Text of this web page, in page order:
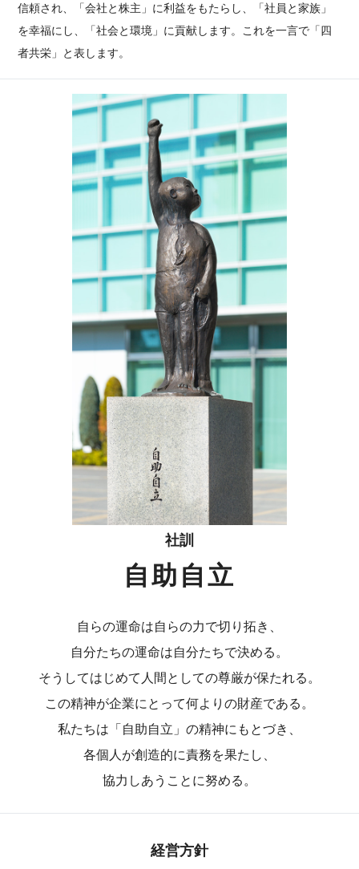
信頼され、「会社と株主」に利益をもたらし、「社員と家族」
を幸福にし、「社会と環境」に貢献します。これを一言で「四
者共栄」と表します。
社訓
自助自立
自らの運命は自らの力で切り拓き、
自分たちの運命は自分たちで決める。
そうしてはじめて人間としての尊厳が保たれる。
この精神が企業にとって何よりの財産である。
私たちは「自助自立」の精神にもとづき、
各個人が創造的に責務を果たし、
協力しあうことに努める。
経営方針